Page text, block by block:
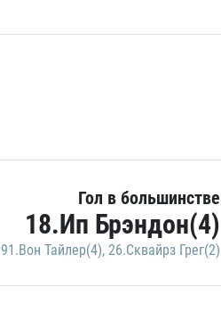
Гол в большинстве
18.Ип Брэндон(4)
91.Вон Тайлер(4), 26.Сквайрз Грег(2)